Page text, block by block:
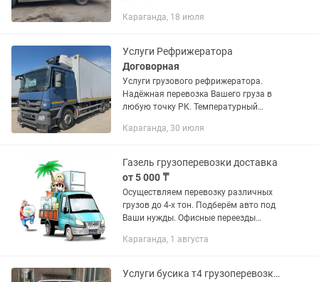
• листы ДСП, МДФ, фанеры,
Караганда, 18 июля
Услуги Рефрижератора
Договорная
Услуги грузового рефрижератора.
Надёжная перевозка Вашего груза в
любую точку РК. Температурный
груза. Доставка точно в срок.
Караганда, 30 июля
Газель грузоперевозки доставка
от 5 000 ₸
Осуществляем перевозку различных
грузов до 4-х тон. Подберём авто под
Ваши нужды. Офисные переезды
Доставка Переезд Грузчики Наличный
Караганда, 1 августа
Услуги бусика т4 грузоперевозка до 1 тонны